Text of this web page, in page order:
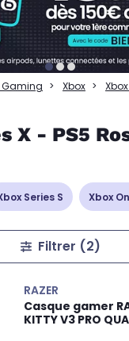
Xbox
X - PS5
Series S Xbox
Filtrer (2)
RAZER
Casque gamer
KITTY V3 PRO